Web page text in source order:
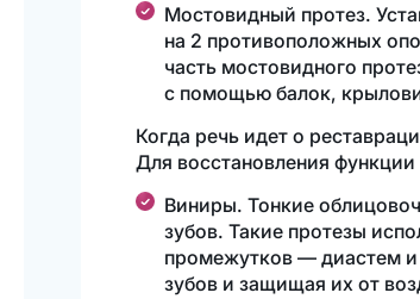
Мостовидный протез.
на 2 противоположных
часть мостовидного
с помощью балок,
Когда речь идет о
Для восстановления
Виниры. Тонкие
зубов. Такие протезы
промежутков — диастем
зубов и защищая их от